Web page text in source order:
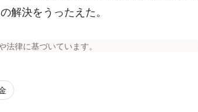
解決をうったえた。
法律に基づいています。